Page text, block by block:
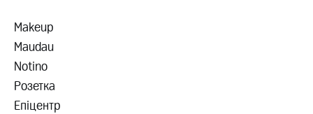
Makeup
Maudau
Notino
Розетка
Епіцентр